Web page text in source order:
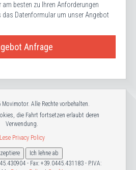
am besten zu Ihren Anforderungen
das Datenformular um unser Angebot
Anfrage
Alle Rechte vorbehalten.
die Fahrt fortsetzen erlaubt deren
Verwendung.
Lese Privacy Policy
Ich lehne ab
- Fax: +39.0445.431183 - P.IVA: